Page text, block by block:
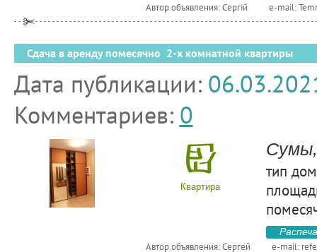
Автор объявления: Сергій e-mail:
Сдача в аренду помесячно 2-х комнатной квартиры
Дата публикации:
Комментариев: 0
Квартира
тип
Автор объявления: Сергей e-mail: